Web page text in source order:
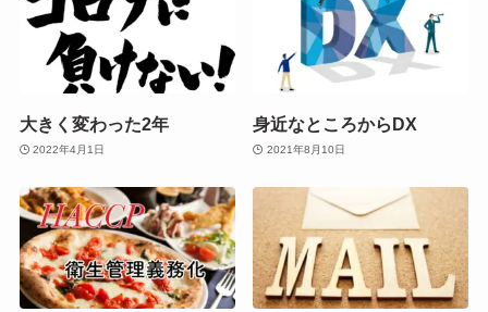
大きく変わった2年
2022年4月1日
身近なところからDX
2021年8月10日